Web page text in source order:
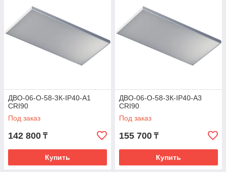
ДВО-06-О-58-3К-IP40-А1
CRI90
Под заказ
142 800 ₸
Купить
ДВО-06-О-58-3К-IP40-А3
CRI90
Под заказ
155 700 ₸
Купить